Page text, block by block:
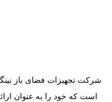
شرکت تجهیزات فضای باز
است که خود را به عنوان